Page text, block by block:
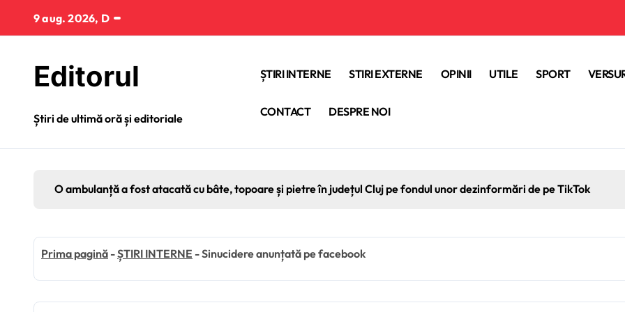
conținut
9 aug. 2026, D
Editorul
Știri de ultimă oră și editoriale
ȘTIRI INTERNE STIRI EXTERNE OPINII UTILE SPORT
CONTACT DESPRE NOI
O ambulanță a fost atacată cu bâte, topoare și pietre în județul Cluj pe fondul unor dezinformări de pe TikTok
Prima pagină -ȘTIRI INTERNE -Sinucidere anunțată pe facebook